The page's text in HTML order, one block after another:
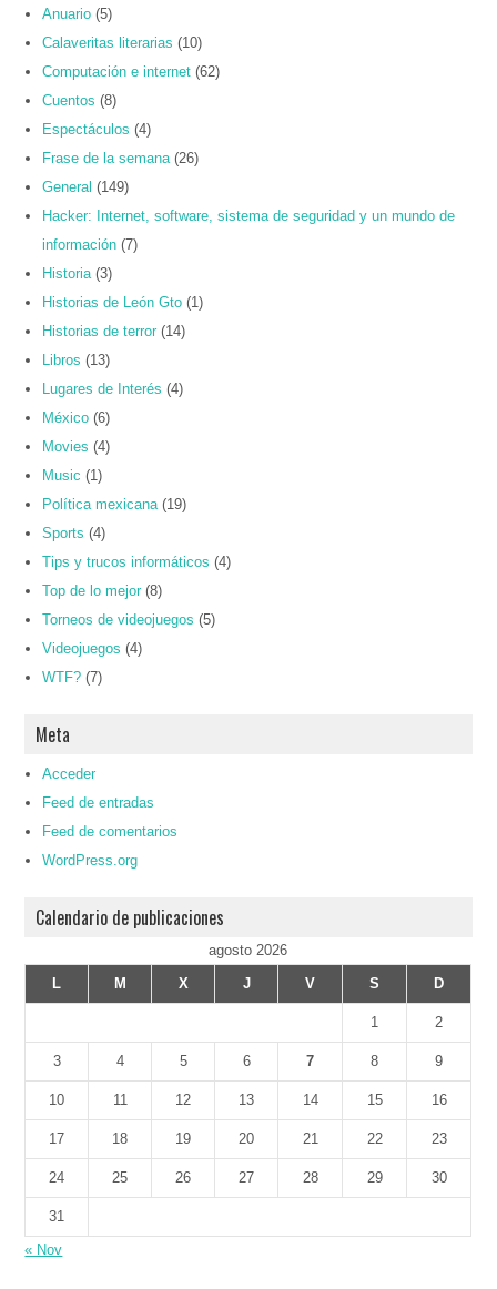
Anuario (5)
Calaveritas literarias (10)
Computación e internet (62)
Cuentos (8)
Espectáculos (4)
Frase de la semana (26)
General (149)
Hacker: Internet, software, sistema de seguridad y un mundo de
información (7)
Historia (3)
Historias de León Gto (1)
Historias de terror (14)
Libros (13)
Lugares de Interés (4)
México (6)
Movies (4)
Music (1)
Política mexicana (19)
Sports (4)
Tips y trucos informáticos (4)
Top de lo mejor (8)
Torneos de videojuegos (5)
Videojuegos (4)
WTF? (7)
Meta
Acceder
Feed de entradas
Feed de comentarios
WordPress.org
Calendario de publicaciones
agosto 2026
L
M X J V S D
1 2
3 4 5 6 7 8 9
10 11 12 13 14 15 16
17 18 19 20 21 22 23
24 25 26 27 28 29 30
31
« Nov